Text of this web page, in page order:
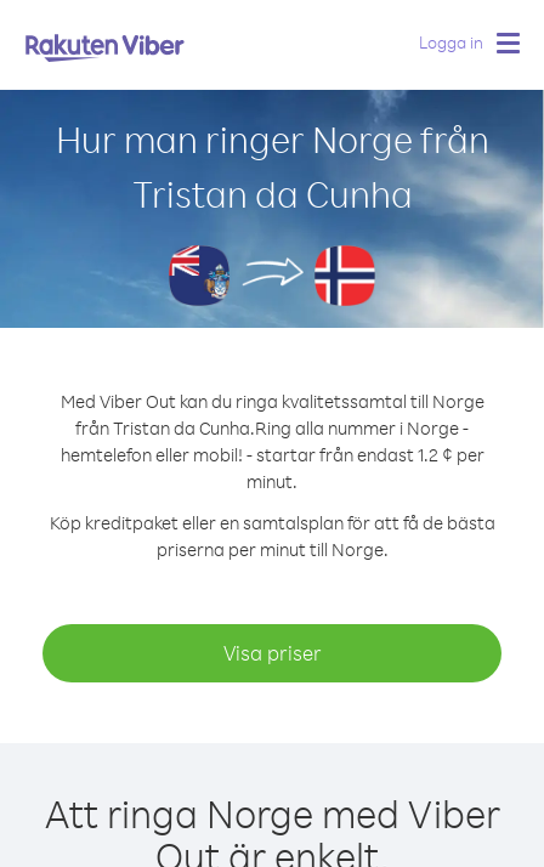
Logga in
Hur man ringer Norge från
Tristan da Cunha
Med Viber Out kan du ringa kvalitetssamtal till Norge
från Tristan da Cunha.Ring alla nummer i Norge -
hemtelefon eller mobil! - startar från endast 1.2 ¢ per
minut.
Köp kreditpaket eller en samtalsplan för att få de bästa
priserna per minut till Norge.
Visa priser
Att ringa Norge med Viber
Out är enkelt.